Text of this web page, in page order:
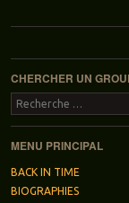
Navigation des articles
CHERCHER UN
Recherche
MENU PRINCIPAL
BACK IN TIME
BIOGRAPHIES